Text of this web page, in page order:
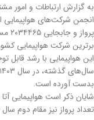
به گزارش ارتباطات و امور
برترین شرکت هواپیمایی کشور
این هواپیمایی با رشد قابل
بدست آورده است.
شایان ذکر است هواپیمایی
تعداد پرواز نیز مقام دوم سال ۱۴۰۳‌ را کسب نموده است.